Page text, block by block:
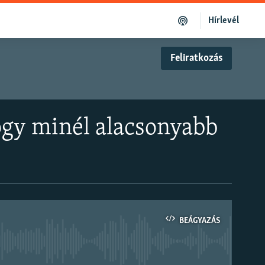
Hírlevél
Feliratkozás
minél alacsonyabb
BEÁGYAZÁS